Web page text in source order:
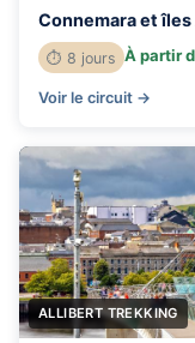
Connemara et
⏱ 8 jours À partir
Voir le circuit →
ALLIBERT TREKKING